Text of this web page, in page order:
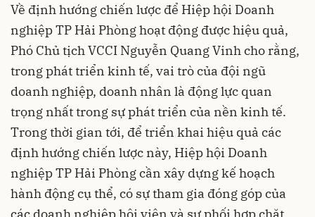
Về định hướng chiến lược để Hiệp hội Doanh
nghiệp TP Hải Phòng hoạt động được hiệu quả,
Phó Chủ tịch VCCI Nguyễn Quang Vinh cho rằng,
trong phát triển kinh tế, vai trò của đội ngũ
doanh nghiệp, doanh nhân là động lực quan
trọng nhất trong sự phát triển của nền kinh tế.
Trong thời gian tới, để triển khai hiệu quả các
định hướng chiến lược này, Hiệp hội Doanh
nghiệp TP Hải Phòng cần xây dựng kế hoạch
hành động cụ thể, có sự tham gia đóng góp của
các doanh nghiệp hội viên và sự phối hợp chặt